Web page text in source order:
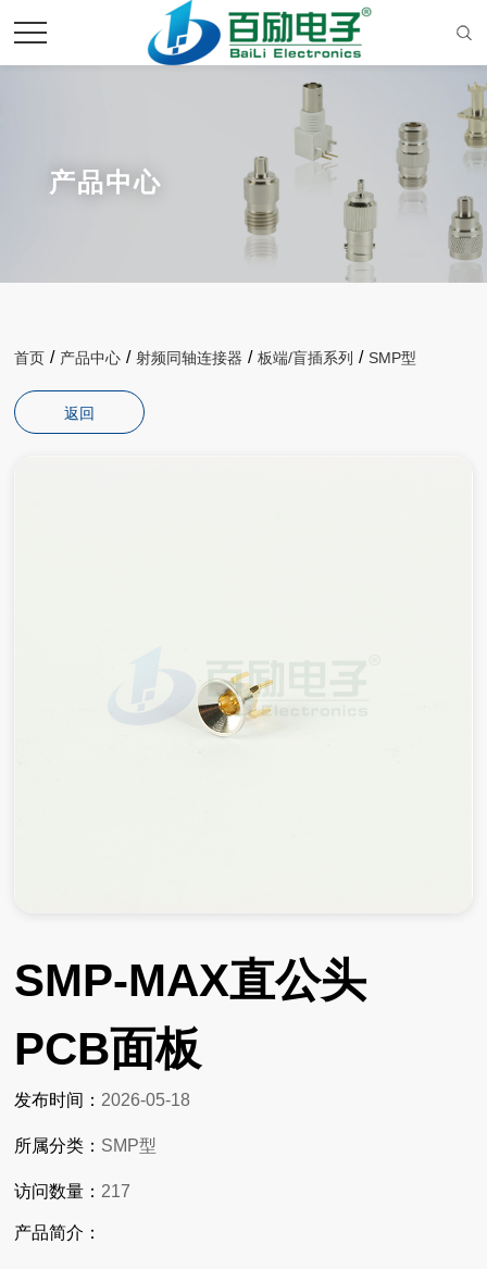
产品中心
首页 / 产品中心 / 射频同轴连接器 / 板端/盲插系列 / SMP型
返回
SMP-MAX直公头
PCB面板
发布时间： 2026-05-18
所属分类： SMP型
访问数量： 217
产品简介：